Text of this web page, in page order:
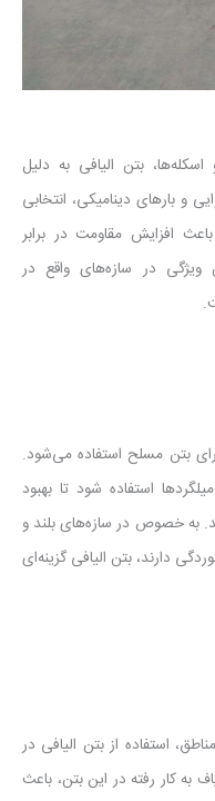
بتن الیافی به دلیل
و بارهای دینامیکی، انتخابی
افزایش مقاومت در برابر
در سازه‌های واقع در
بتن مسلح استفاده می‌شود.
استفاده شود تا بهبود
به خصوص در سازه‌های بلند و
دارند، بتن الیافی گزینه‌ای
استفاده از بتن الیافی در
به کار رفته در این بتن، باعث